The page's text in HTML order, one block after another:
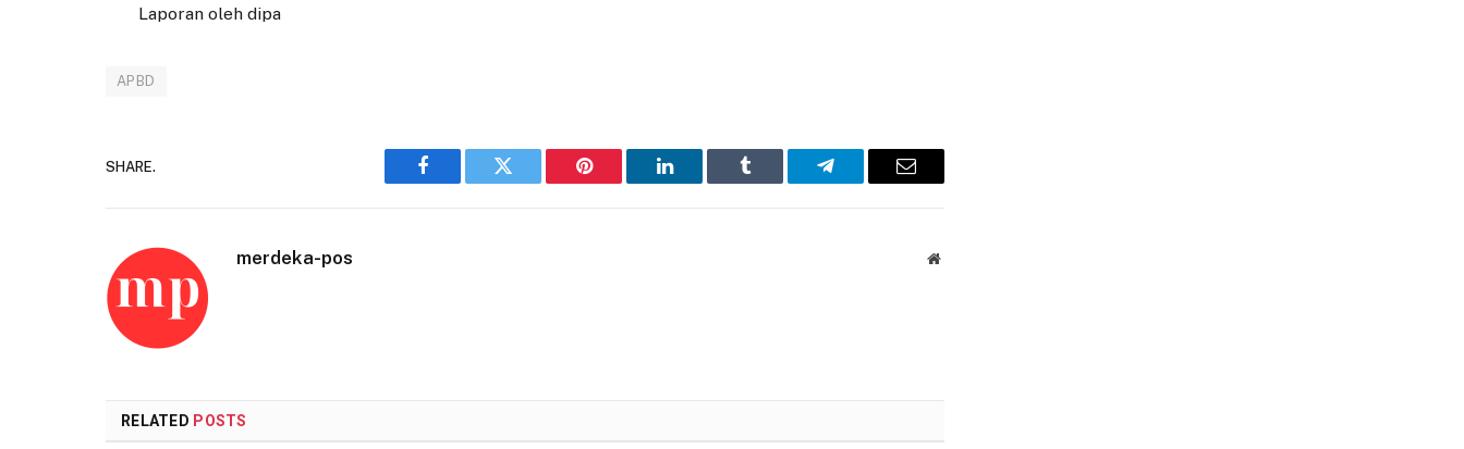
Laporan oleh dipa
APBD
SHARE.
Facebook Twitter Pinterest LinkedIn Tumblr Telegram Email
merdeka-pos Website
RELATED POSTS